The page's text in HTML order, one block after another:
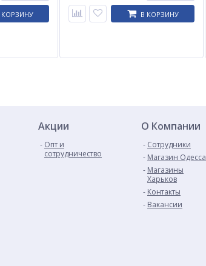
КОРЗИНУ В КОРЗИНУ
Акции
Опт и
сотрудничество
О Компании
Сотрудники
Магазин Одесса
Магазины
Харьков
Контакты
Вакансии